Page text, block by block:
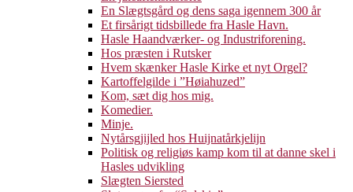
En Slægtsgård og dens saga igennem 300 år
Et firsårigt tidsbillede fra Hasle Havn.
Hasle Haandværker- og Industriforening.
Hos præsten i Rutsker
Hvem skænker Hasle Kirke et nyt Orgel?
Kartoffelgilde i ”Høiahuzed”
Kom, sæt dig hos mig.
Komedier.
Minje.
Nytårsgjijled hos Huijnatårkjelijn
Politisk og religiøs kamp kom til at danne skel i
Hasles udvikling
Slægten Siersted